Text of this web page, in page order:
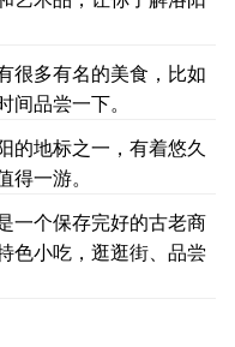
很多有名的美食，比如
品尝一下。
的地标之一，有着悠久
一游。
一个保存完好的古老商
色小吃，逛逛街、品尝